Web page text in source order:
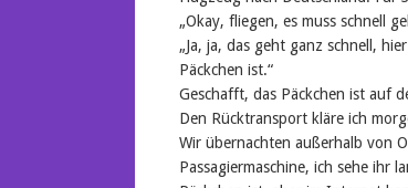
„Okay, fliegen, es muss schnell
„Ja, ja, das geht ganz schnell,
Päckchen ist.“
Geschafft, das Päckchen ist auf
Den Rücktransport kläre ich
Wir übernachten außerhalb von
Passagiermaschine, ich sehe ihr